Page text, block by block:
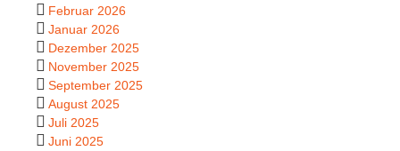
Februar 2026
Januar 2026
Dezember 2025
November 2025
September 2025
August 2025
Juli 2025
Juni 2025